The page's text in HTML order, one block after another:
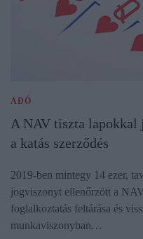
ADÓ
A NAV tiszta lapokkal
a katás szerződés
2019-ben mintegy 14 ezer,
jogviszonyt ellenőrzött a
foglalkoztatás feltárása és
munkaviszonyban…